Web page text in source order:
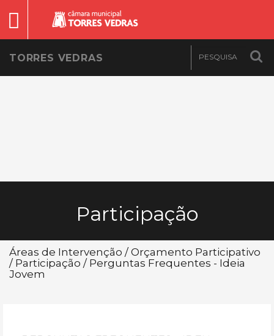
TORRES VEDRAS
Participação
Áreas de Intervenção / Orçamento Participativo
/ Participação / Perguntas Frequentes - Ideia
Jovem